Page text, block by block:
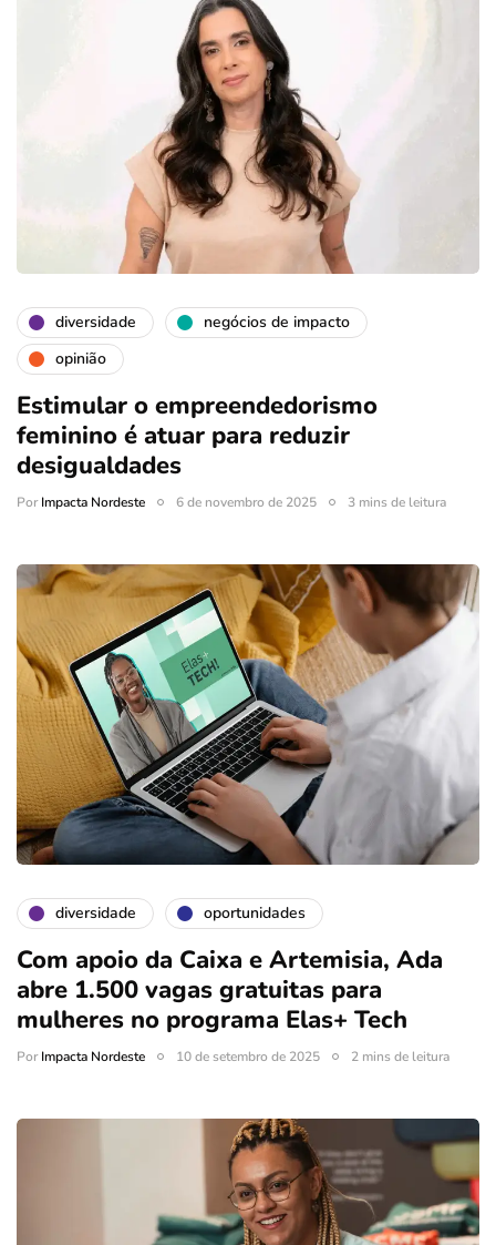
diversidade
negócios de impacto
opinião
Estimular o empreendedorismo
feminino é atuar para reduzir
desigualdades
PorImpacta Nordeste 6 de novembro de 2025 3 mins de leitura
diversidade oportunidades
Com apoio da Caixa e Artemisia, Ada
abre 1.500 vagas gratuitas para
mulheres no programa Elas+ Tech
PorImpacta Nordeste 10 de setembro de 2025 2 mins de leitura